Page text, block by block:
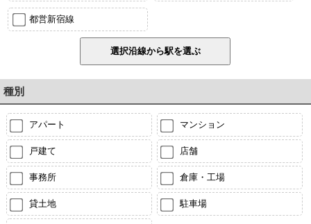
都営新宿線
種別
アパート マンション
戸建て 店舗
事務所 倉庫・工場
貸土地 駐車場